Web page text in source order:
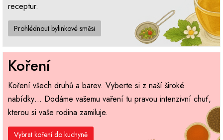
receptur.
Prohlédnout bylinkové směsi
Koření
Koření všech druhů a barev. Vyberte si z naší široké
nabídky… Dodáme vašemu vaření tu pravou intenzivní chuť,
kterou si vaše rodina zamiluje.
Vybrat koření do kuchyně